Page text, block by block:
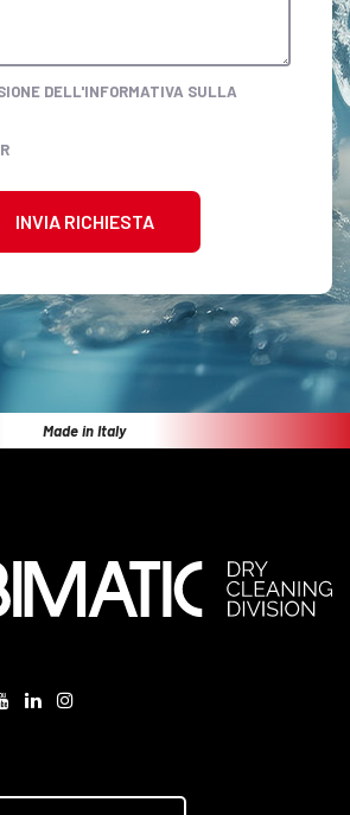
DELL'INFORMATIVA SULLA
INVIA RICHIESTA
Made in Italy